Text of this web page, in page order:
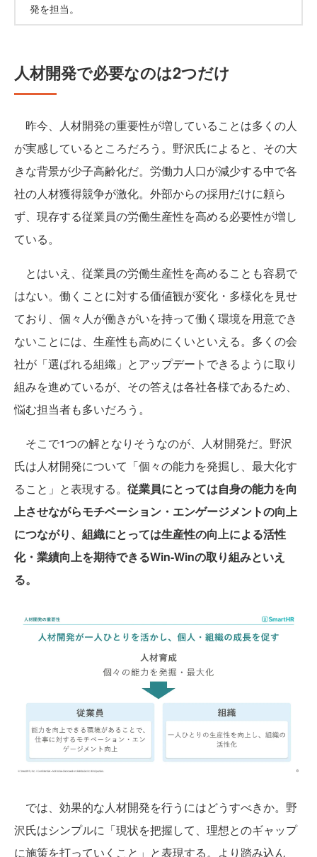
発を担当。
人材開発で必要なのは2つだけ
昨今、人材開発の重要性が増していることは多くの人
が実感しているところだろう。野沢氏によると、その大
きな背景が少子高齢化だ。労働力人口が減少する中で各
社の人材獲得競争が激化。外部からの採用だけに頼ら
ず、現存する従業員の労働生産性を高める必要性が増し
ている。
とはいえ、従業員の労働生産性を高めることも容易で
はない。働くことに対する価値観が変化・多様化を見せ
ており、個々人が働きがいを持って働く環境を用意でき
ないことには、生産性も高めにくいといえる。多くの会
社が「選ばれる組織」とアップデートできるように取り
組みを進めているが、その答えは各社各様であるため、
悩む担当者も多いだろう。
そこで1つの解となりそうなのが、人材開発だ。野沢
氏は人材開発について「個々の能力を発掘し、最大化す
ること」と表現する。 従業員にとっては自身の能力を向
上させながらモチベーション・エンゲージメントの向上
につながり、組織にとっては生産性の向上による活性
化・業績向上を期待できるWin-Winの取り組みといえ
る。
では、効果的な人材開発を行うにはどうすべきか。野
沢氏はシンプルに「現状を把握して、理想とのギャップ
に施策を打っていくこと」と表現する。より踏み込ん